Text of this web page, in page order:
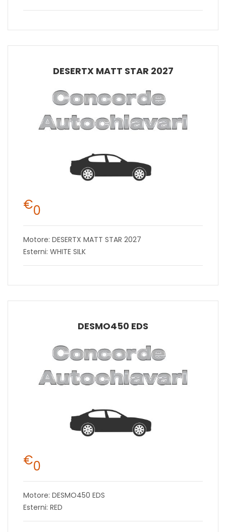
DESERTX MATT STAR 2027
€0
Motore: DESERTX MATT STAR 2027
Esterni: WHITE SILK
DESMO450 EDS
€0
Motore: DESMO450 EDS
Esterni: RED